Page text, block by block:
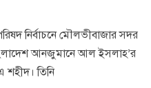
নির্বাচনে মৌলভীবাজার সদর
আনজুমানে আল ইসলাহ’র
শহীদ। তিনি